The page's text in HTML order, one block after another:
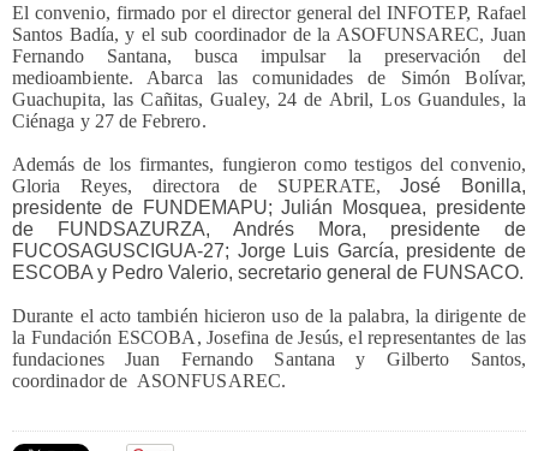
El convenio, firmado por el director general del INFOTEP, Rafael
Santos Badía, y el sub coordinador de la ASOFUNSAREC, Juan
Fernando Santana, busca impulsar la preservación del
medioambiente. Abarca las comunidades de Simón Bolívar,
Guachupita, las Cañitas, Gualey, 24 de Abril, Los Guandules, la
Ciénaga y 27 de Febrero.
Además de los firmantes, fungieron como testigos del convenio,
Gloria Reyes, directora de SUPERATE,José Bonilla,
presidente de FUNDEMAPU; Julián Mosquea, presidente
de FUNDSAZURZA, Andrés Mora, presidente de
FUCOSAGUSCIGUA-27; Jorge Luis García, presidente de
ESCOBA y Pedro Valerio, secretario general de FUNSACO.
Durante el acto también hicieron uso de la palabra, la dirigente de
la Fundación ESCOBA, Josefina de Jesús, el representantes de las
fundaciones Juan Fernando Santana y Gilberto Santos,
coordinador de ASONFUSAREC.